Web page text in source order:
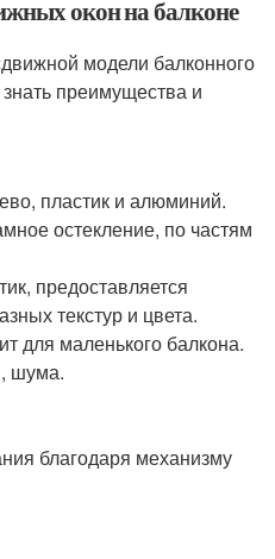
окон на балконе
модели балконного
преимущества и
пластик и алюминий.
остекление, по частям
предоставляется
текстур и цвета.
для маленького балкона.
шума.
благодаря механизму